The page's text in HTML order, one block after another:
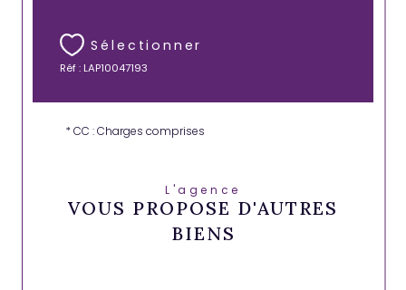
Sélectionner
Réf : LAP10047193
* CC : Charges comprises
L'agence
VOUS PROPOSE D'AUTRES
BIENS